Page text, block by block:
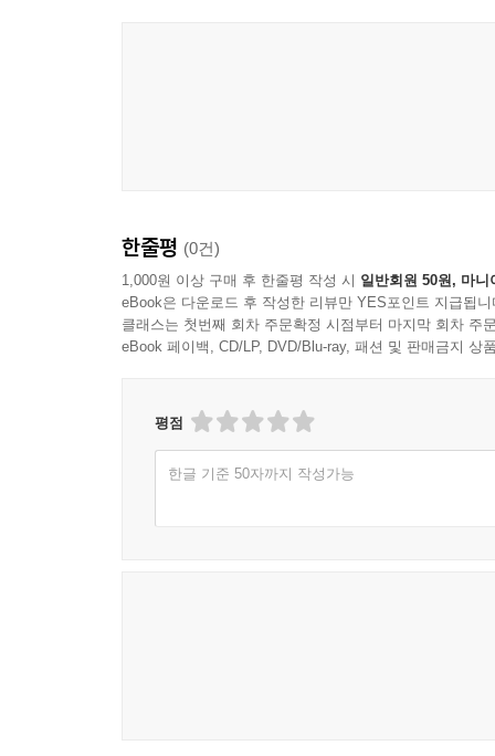
Data Cleaning 25
Scaling 25
Log Scaling 26
Z-score 26
Clipping 26
Handling Outliers 26
한줄평 (0건)
1,000원 이상 구매 후 한줄평 작성 시 일반회원 50원, 마니
eBook은 다운로드 후 작성한 리뷰만 YES포인트 지급됩니
클래스는 첫번째 회차 주문확정 시점부터 마지막 회차 주
eBook 페이백, CD/LP, DVD/Blu-ray, 패션 및 판매금지 상
평점
한글 기준 50자까지 작성가능